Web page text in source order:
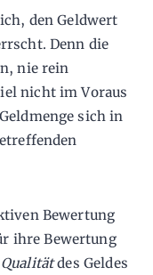
den Geldwert
Denn die
nie rein
nicht im Voraus
sich in
Bewertung
ihre Bewertung
Qualitätdes Geldes